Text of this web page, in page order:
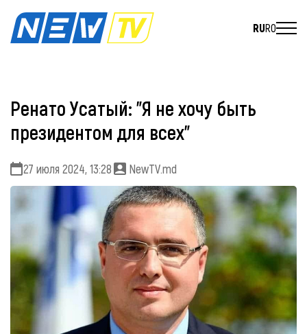
RURO
Ренато Усатый: "Я не хочу быть
президентом для всех"
27 июля 2024, 13:28 NewTV.md